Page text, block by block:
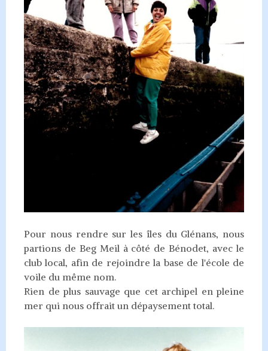
Pour nous rendre sur les îles du Glénans, nous
partions de Beg Meil à côté de Bénodet, avec le
club local, afin de rejoindre la base de l'école de
voile du même nom.
Rien de plus sauvage que cet archipel en pleine
mer qui nous offrait un dépaysement total.